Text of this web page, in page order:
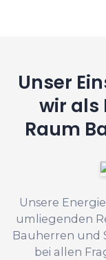
Unser
wir als
Raum
Unsere
umliegenden
Bauherren und
bei allen